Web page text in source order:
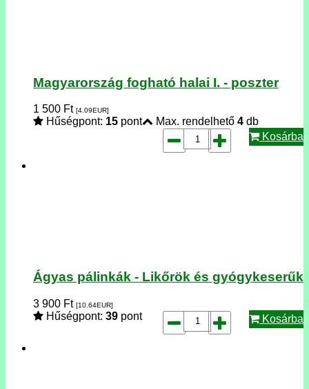
Magyarország fogható halai I. - poszter
1 500 Ft [4.09EUR]
Hűségpont: 15 pont Max. rendelhető 4 db
Kosárba
Ágyas pálinkák - Likőrök és gyógykeserűk
3 900 Ft [10.64EUR]
Hűségpont: 39 pont Kosárba